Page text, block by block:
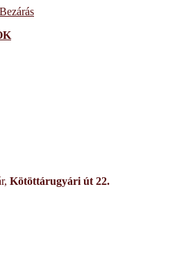
Bezárás
Kötöttárugyári út 22.